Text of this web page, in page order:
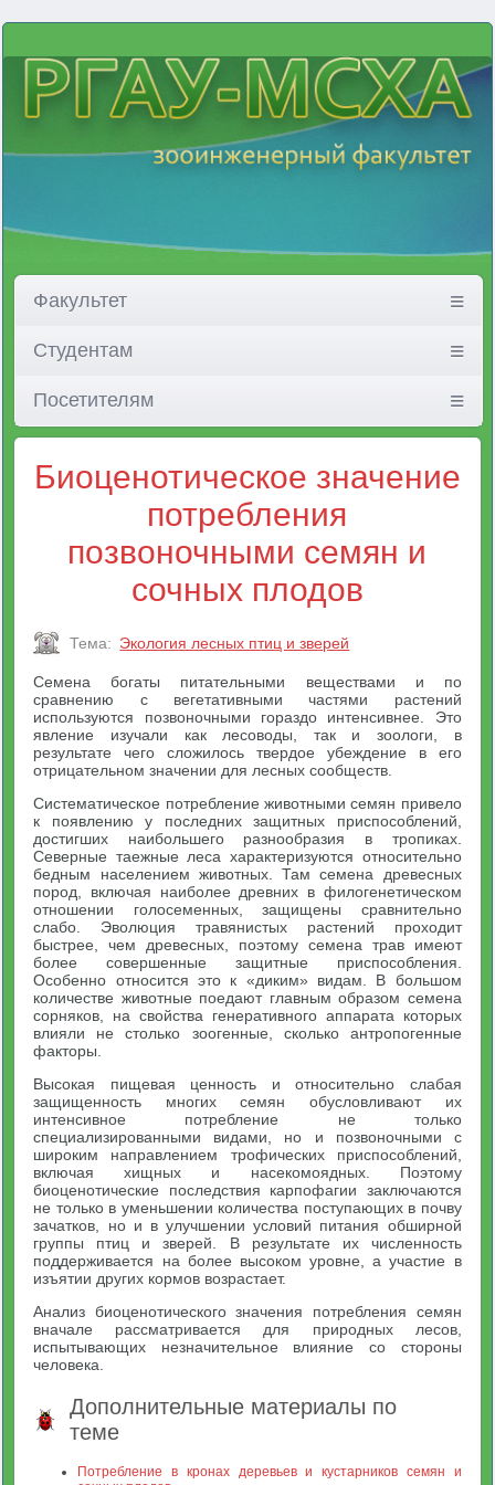
Факультет
Студентам
Посетителям
Биоценотическое значение
потребления
позвоночными семян и
сочных плодов
Тема: Экология лесных птиц и зверей
Семена богаты питательными веществами и по
сравнению с вегетативными частями растений
используются позвоночными гораздо интенсивнее. Это
явление изучали как лесоводы, так и зоологи, в
результате чего сложилось твердое убеждение в его
отрицательном значении для лесных сообществ.
Систематическое потребление животными семян привело
к появлению у последних защитных приспособлений,
достигших наибольшего разнообразия в тропиках.
Северные таежные леса характеризуются относительно
бедным населением животных. Там семена древесных
пород, включая наиболее древних в филогенетическом
отношении голосеменных, защищены сравнительно
слабо. Эволюция травянистых растений проходит
быстрее, чем древесных, поэтому семена трав имеют
более совершенные защитные приспособления.
Особенно относится это к «диким» видам. В большом
количестве животные поедают главным образом семена
сорняков, на свойства генеративного аппарата которых
влияли не столько зоогенные, сколько антропогенные
факторы.
Высокая пищевая ценность и относительно слабая
защищенность многих семян обусловливают их
интенсивное потребление не только
специализированными видами, но и позвоночными с
широким направлением трофических приспособлений,
включая хищных и насекомоядных. Поэтому
биоценотические последствия карпофагии заключаются
не только в уменьшении количества поступающих в почву
зачатков, но и в улучшении условий питания обширной
группы птиц и зверей. В результате их численность
поддерживается на более высоком уровне, а участие в
изъятии других кормов возрастает.
Анализ биоценотического значения потребления семян
вначале рассматривается для природных лесов,
испытывающих незначительное влияние со стороны
человека.
Дополнительные материалы по
теме
Потребление в кронах деревьев и кустарников семян и